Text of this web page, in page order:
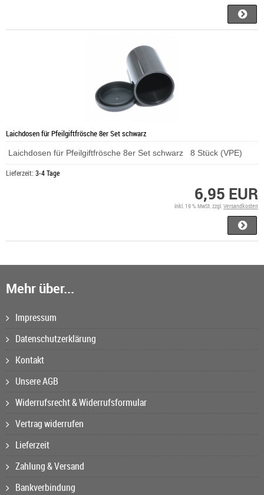
Laichdosen für Pfeilgiftfrösche 8er Set schwarz
Laichdosen für Pfeilgiftfrösche 8er Set schwarz 8 Stück (VPE)
Lieferzeit: 3-4 Tage
6,95 EUR
inkl. 19 % MwSt. zzgl.Versandkosten
Mehr über...
Impressum
Datenschutzerklärung
Kontakt
Unsere AGB
Widerrufsrecht & Widerrufsformular
Vertrag widerrufen
Lieferzeit
Zahlung & Versand
Bankverbindung